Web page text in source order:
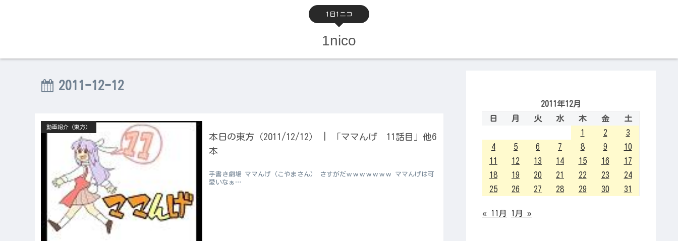
1日1ニコ
1nico
2011-12-12
動画紹介（東方）
本日の東方（2011/12/12） | 「ママんげ 11話目」他6
本
手書き劇場 ママんげ（こやまさん） さすがだｗｗｗｗｗｗｗ ママんげは可
愛いなぁ…
2011年12月
日
月 火 水 木 金
土
1
2
3
4
5 6 7 8 9
10
11
12 13 14 15 16
17
18
19 20 21 22 23
24
25
26 27 28 29 30 31
« 11月 1月 »